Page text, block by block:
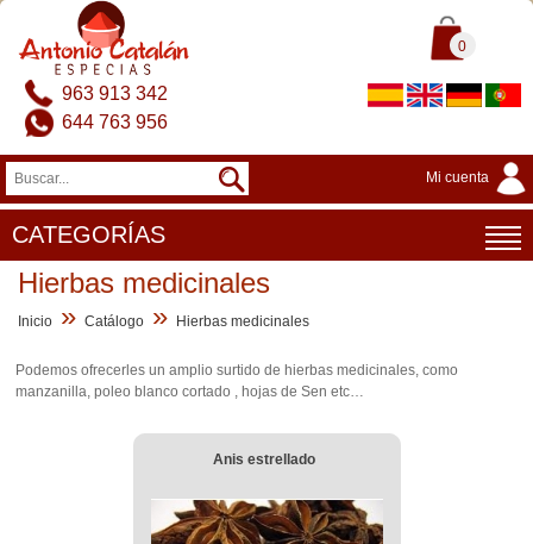
0
963 913 342
644 763 956
Mi cuenta
CATEGORÍAS
Hierbas medicinales
Inicio » Catálogo » Hierbas medicinales
Podemos ofrecerles un amplio surtido de hierbas medicinales, como
manzanilla, poleo blanco cortado , hojas de Sen etc…
Anis estrellado